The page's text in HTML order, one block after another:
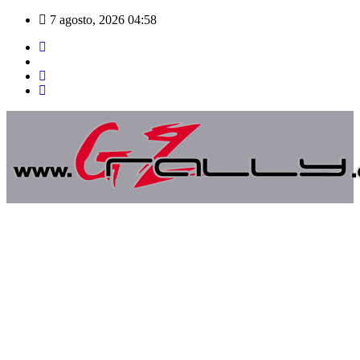
Saltar
contenido
7 agosto, 2026 04:58